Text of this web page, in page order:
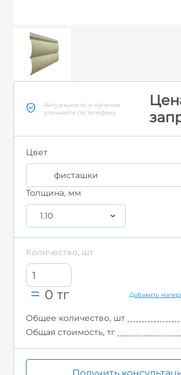
Актуальность и наличие
уточняйте по телефону
Цвет
фисташки
Толщина, мм
1.10
Количество, шт
0 тг Добавить
Общее количество, шт
Общая стоимость, тг